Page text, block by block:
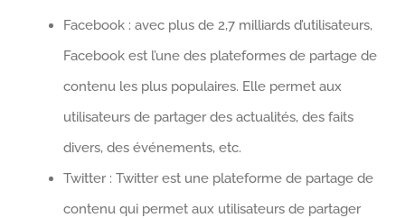
Facebook : avec plus de 2,7 milliards d’utilisateurs,
Facebook est l’une des plateformes de partage de
contenu les plus populaires. Elle permet aux
utilisateurs de partager des actualités, des faits
divers, des événements, etc.
Twitter : Twitter est une plateforme de partage de
contenu qui permet aux utilisateurs de partager